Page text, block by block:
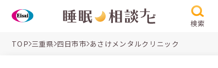
検索
TOP 三重県 四日市市 あさけメンタルクリニック